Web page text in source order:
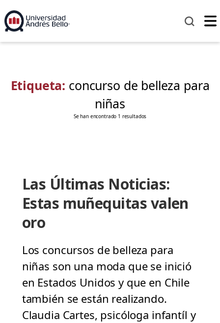
Etiqueta: concurso de belleza para
niñas
Se han encontrado 1 resultados
Las Últimas Noticias:
Estas muñequitas valen
oro
Los concursos de belleza para
niñas son una moda que se inició
en Estados Unidos y que en Chile
también se están realizando.
Claudia Cartes, psicóloga infantíl y